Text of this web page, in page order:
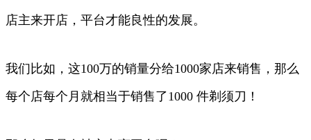
店主来开店，平台才能良性的发展。
我们比如，这100万的销量分给1000家店来销售，那么
每个店每个月就相当于销售了1000 件剃须刀！